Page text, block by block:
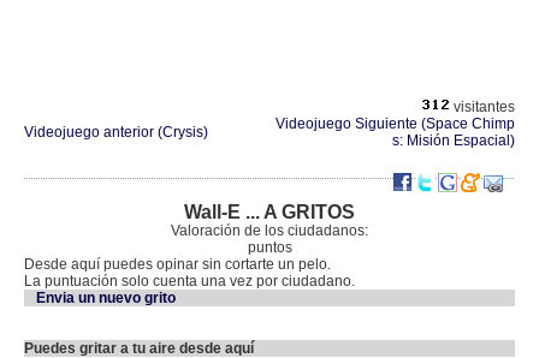
visitantes
Videojuego anterior (Crysis)
Videojuego Siguiente (Space Chimp
s: Misión Espacial)
Wall-E ... A GRITOS
Valoración de los ciudadanos:
puntos
Desde aquí puedes opinar sin cortarte un pelo.
La puntuación solo cuenta una vez por ciudadano.
Envia un nuevo grito
Puedes gritar a tu aire desde aquí